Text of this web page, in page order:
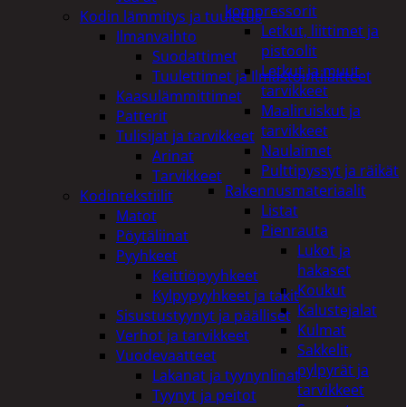
kompressorit
Letkut, liittimet ja
pistoolit
Letkut ja muut
tarvikkeet
Maaliruiskut ja
tarvikkeet
Naulaimet
Pulttipyssyt ja räikät
Rakennusmateriaalit
Listat
Pienrauta
Lukot ja
hakaset
Koukut
Kalustejalat
Kulmat
Sakkelit,
pylpyrät ja
tarvikkeet
Kodin lämmitys ja tuuletus
Ilmanvaihto
Suodattimet
Tuulettimet ja Ilmastointilaitteet
Kaasulämmittimet
Patterit
Tulisijat ja tarvikkeet
Arinat
Tarvikkeet
Kodintekstiilit
Matot
Pöytäliinat
Pyyhkeet
Keittiöpyyhkeet
Kylpypyyhkeet ja takit
Sisustustyynyt ja päälliset
Verhot ja tarvikkeet
Vuodevaatteet
Lakanat ja tyynynlinat
Tyynyt ja peitot